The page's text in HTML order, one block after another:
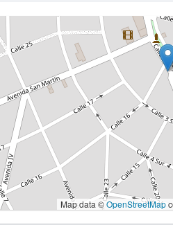
Map data ©OpenStreetMap